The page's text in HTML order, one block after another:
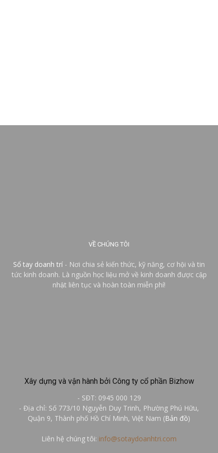
VỀ CHÚNG TÔI
Sổ tay doanh trí - Nơi chia sẻ kiến thức, kỹ năng, cơ hội và tin
tức kinh doanh. Là nguồn học liệu mở về kinh doanh được cập
nhật liên tục và hoàn toàn miễn phí!
Xây dựng và vận hành bởi Công ty cổ phần Bizhow
- SĐT: 0945 000 129
- Địa chỉ: Số 773/10 Nguyễn Duy Trinh, Phường Phú Hữu,
Quận 9, Thành phố Hồ Chí Minh, Việt Nam (Bản đồ)
Liên hệ chúng tôi: info@sotaydoanhtri.com